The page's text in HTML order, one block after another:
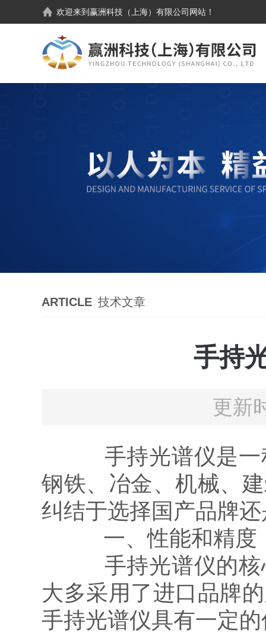
欢迎来到 赢洲科技（上海）有限公司 网站！
ARTICLE 技术文章
手持
更新
手持光谱仪是一
钢铁、冶金、机械、
纠结于选择国产品牌
一、性能和精度
手持光谱仪的核
大多采用了进口品牌
手持光谱仪具有一定